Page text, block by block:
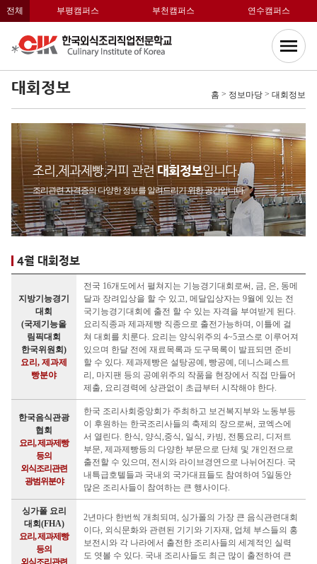
전체 부평캠퍼스 부천캠퍼스 연수캠퍼스
대회정보 홈 > 정보마당 > 대회정보
조리,제과제빵,커피 관련 대회정보입니다.
조리관련 자격증의 다양한 정보를 알려드리기 위한 공간입니다.
4월 대회정보
지방기능경기
대회
(국제기능올
림픽대회
한국위원회)
요리, 제과제
빵분야
전국 16개도에서 펼쳐지는 기능경기대회로써, 금, 은, 동메
달과 장려입상을 할 수 있고, 메달입상자는 9월에 있는 전
국기능경기대회에 출전 할 수 있는 자격을 부여받게 된다.
요리직종과 제과제빵 직종으로 출전가능하며, 이틀에 걸
쳐 대회를 치룬다. 요리는 양식위주의 4~5코스로 이루어져
있으며 한달 전에 재료목록과 도구목록이 발표되면 준비
할 수 있다. 제과제빵은 설탕공예, 빵공예, 데니스페스트
리, 마지팬 등의 공예위주의 작품을 현장에서 직접 만들어
제출, 요리경력에 상관없이 초급부터 시작해야 한다.
한국음식관광
협회
요리, 제과제빵
등의
외식조리관련
광범위분야
한국 조리사회중앙회가 주최하고 보건복지부와 노동부등
이 후원하는 한국조리사들의 축제의 장으로써, 코엑스에
서 열린다. 한식, 양식,중식, 일식, 카빙, 전통요리, 디저트
부문, 제과제빵등의 다양한 부문으로 단체 및 개인전으로
출전할 수 있으며, 전시와 라이브경연으로 나뉘어진다. 국
내특급호텔들과 국내외 국가대표들도 참여하여 5일동안
많은 조리사들이 참여하는 큰 행사이다.
싱가폴 요리
대회(FHA)
요리, 제과제빵
등의
외식조리관련
2년마다 한번씩 개최되며, 싱가폴의 가장 큰 음식관련대회
이다, 외식문화와 관련된 기기와 기자재, 업체 부스들의 홍
보전시와 각 나라에서 출전한 조리사들의 세계적인 실력
도 엿볼 수 있다. 국내 조리사들도 최근 많이 출전하여 큰